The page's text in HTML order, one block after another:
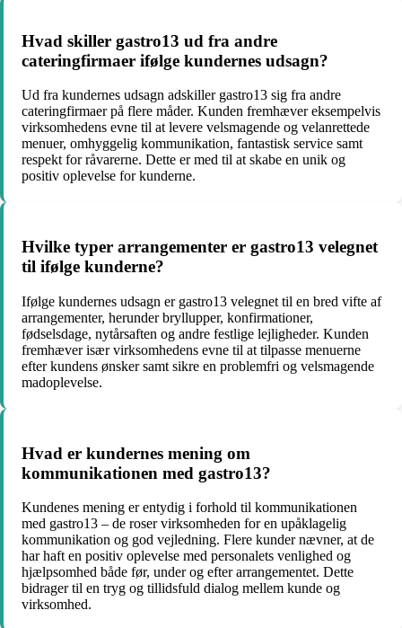
Hvad skiller gastro13 ud fra andre
cateringfirmaer ifølge kundernes udsagn?
Ud fra kundernes udsagn adskiller gastro13 sig fra andre
cateringfirmaer på flere måder. Kunden fremhæver eksempelvis
virksomhedens evne til at levere velsmagende og velanrettede
menuer, omhyggelig kommunikation, fantastisk service samt
respekt for råvarerne. Dette er med til at skabe en unik og
positiv oplevelse for kunderne.
Hvilke typer arrangementer er gastro13 velegnet
til ifølge kunderne?
Ifølge kundernes udsagn er gastro13 velegnet til en bred vifte af
arrangementer, herunder bryllupper, konfirmationer,
fødselsdage, nytårsaften og andre festlige lejligheder. Kunden
fremhæver især virksomhedens evne til at tilpasse menuerne
efter kundens ønsker samt sikre en problemfri og velsmagende
madoplevelse.
Hvad er kundernes mening om
kommunikationen med gastro13?
Kundenes mening er entydig i forhold til kommunikationen
med gastro13 – de roser virksomheden for en upåklagelig
kommunikation og god vejledning. Flere kunder nævner, at de
har haft en positiv oplevelse med personalets venlighed og
hjælpsomhed både før, under og efter arrangementet. Dette
bidrager til en tryg og tillidsfuld dialog mellem kunde og
virksomhed.